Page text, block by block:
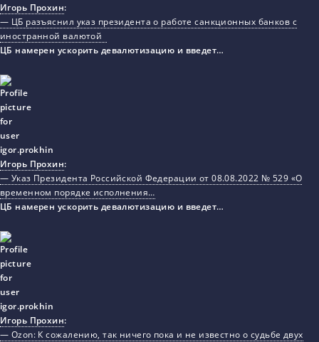
Игорь Прохин:
— ЦБ разъяснил указ президента о работе санкционных банков с
иностранной валютой
ЦБ намерен ускорить девалютизацию и введет…
Игорь Прохин:
— Указ Президента Российской Федерации от 08.08.2022 № 529 «О
временном порядке исполнения…
ЦБ намерен ускорить девалютизацию и введет…
Игорь Прохин:
— Ozon: К сожалению, так ничего пока и не известно о судьбе двух